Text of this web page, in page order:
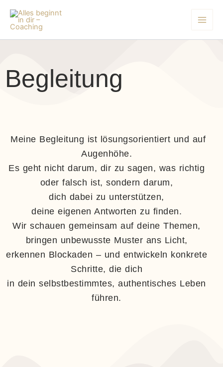
Inhalt
springen
Begleitung
Meine Begleitung ist lösungsorientiert und auf
Augenhöhe.
Es geht nicht darum, dir zu sagen, was richtig
oder falsch ist, sondern darum,
dich dabei zu unterstützen,
deine eigenen Antworten zu finden.
Wir schauen gemeinsam auf deine Themen,
bringen unbewusste Muster ans Licht,
erkennen Blockaden – und entwickeln konkrete
Schritte, die dich
in dein selbstbestimmtes, authentisches Leben
führen.